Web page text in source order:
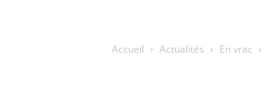
Accueil Actualités En vrac